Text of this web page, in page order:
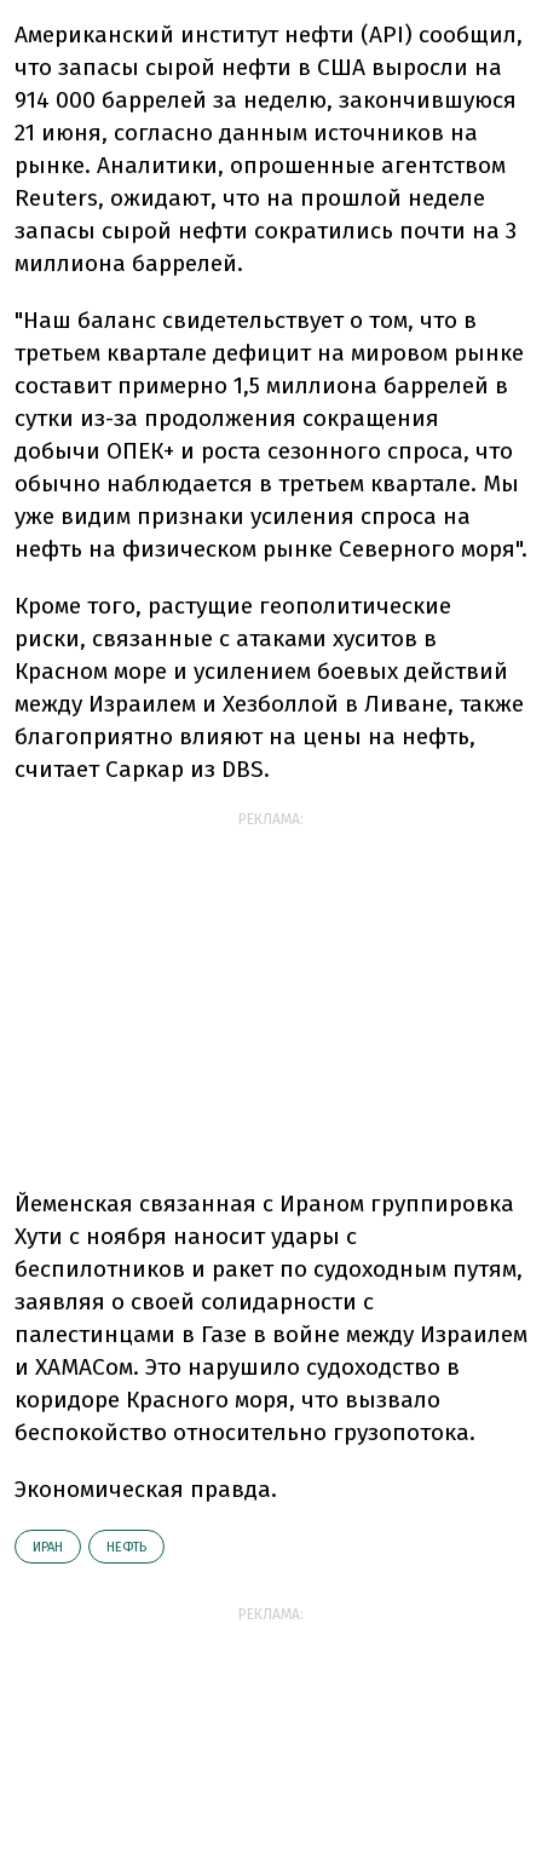
Американский институт нефти (API) сообщил,
что запасы сырой нефти в США выросли на
914 000 баррелей за неделю, закончившуюся
21 июня, согласно данным источников на
рынке. Аналитики, опрошенные агентством
Reuters, ожидают, что на прошлой неделе
запасы сырой нефти сократились почти на 3
миллиона баррелей.
"Наш баланс свидетельствует о том, что в
третьем квартале дефицит на мировом рынке
составит примерно 1,5 миллиона баррелей в
сутки из-за продолжения сокращения
добычи ОПЕК+ и роста сезонного спроса, что
обычно наблюдается в третьем квартале. Мы
уже видим признаки усиления спроса на
нефть на физическом рынке Северного моря".
Кроме того, растущие геополитические
риски, связанные с атаками хуситов в
Красном море и усилением боевых действий
между Израилем и Хезболлой в Ливане, также
благоприятно влияют на цены на нефть,
считает Саркар из DBS.
РЕКЛАМА:
Йеменская связанная с Ираном группировка
Хути с ноября наносит удары с
беспилотников и ракет по судоходным путям,
заявляя о своей солидарности с
палестинцами в Газе в войне между Израилем
и ХАМАСом. Это нарушило судоходство в
коридоре Красного моря, что вызвало
беспокойство относительно грузопотока.
Экономическая правда.
ИРАН НЕФТЬ
РЕКЛАМА: